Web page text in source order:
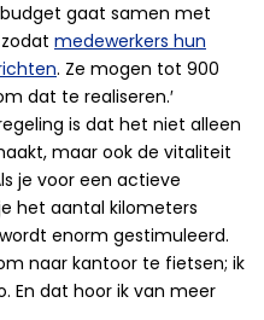
gaat samen met
medewerkers hun
. Ze mogen tot 900
dat te realiseren.′
is dat het niet alleen
maar ook de vitaliteit
je voor een actieve
het aantal kilometers
enorm gestimuleerd.
naar kantoor te fietsen; ik
En dat hoor ik van meer